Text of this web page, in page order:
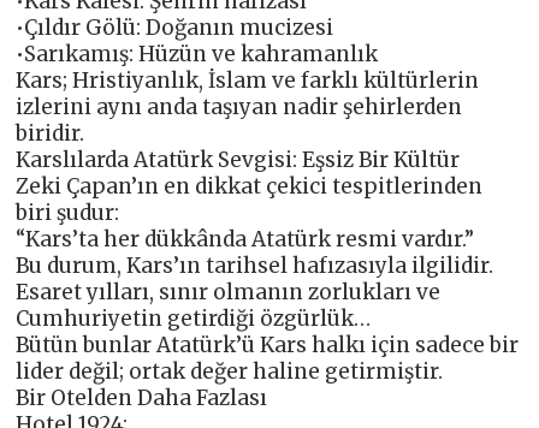
•Çıldır Gölü: Doğanın mucizesi
•Sarıkamış: Hüzün ve kahramanlık
Kars; Hristiyanlık, İslam ve farklı kültürlerin
izlerini aynı anda taşıyan nadir şehirlerden
biridir.
Karslılarda Atatürk Sevgisi: Eşsiz Bir Kültür
Zeki Çapan’ın en dikkat çekici tespitlerinden
biri şudur:
“Kars’ta her dükkânda Atatürk resmi vardır.”
Bu durum, Kars’ın tarihsel hafızasıyla ilgilidir.
Esaret yılları, sınır olmanın zorlukları ve
Cumhuriyetin getirdiği özgürlük…
Bütün bunlar Atatürk’ü Kars halkı için sadece bir
lider değil; ortak değer haline getirmiştir.
Bir Otelden Daha Fazlası